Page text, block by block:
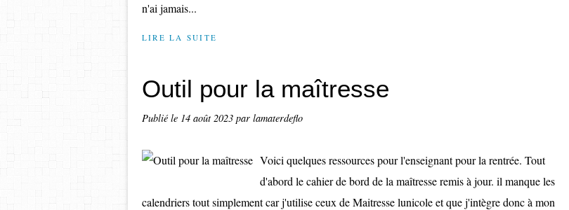
n'ai jamais...
LIRE LA SUITE
Outil pour la maîtresse
Publié le 14 août 2023 par lamaterdeflo
Voici quelques ressources pour l'enseignant pour la rentrée. Tout
d'abord le cahier de bord de la maîtresse remis à jour. il manque les
calendriers tout simplement car j'utilise ceux de Maitresse lunicole et que j'intègre donc à mon